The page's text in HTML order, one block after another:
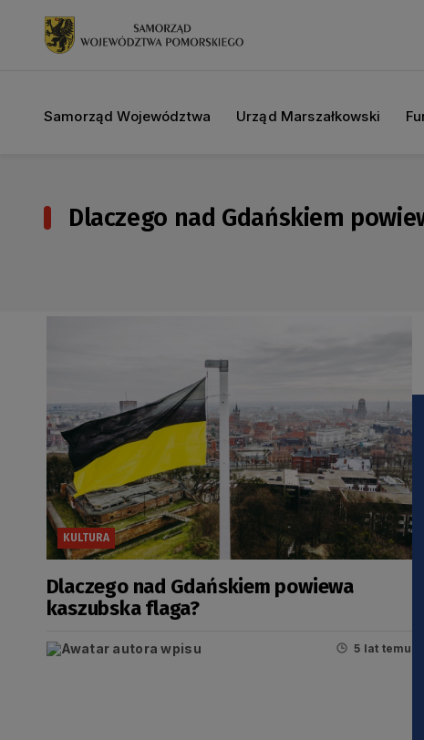
Samorząd Województwa Urząd Marszałkowski
Dlaczego nad Gdańskiem
KULTURA
Dlaczego nad Gdańskiem powiewa
kaszubska flaga?
5 lat temu